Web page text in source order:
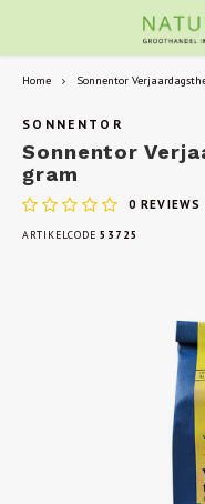
Home Sonnentor
SONNENTOR
Sonnentor
gram
0 REVIEWS
ARTIKELCODE 53725